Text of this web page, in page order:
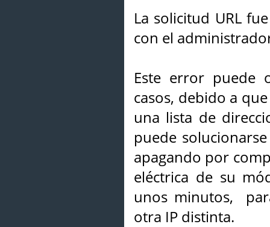
La solicitud URL
con el
Este error puede
casos, debido a
una lista de
puede
apagando por
eléctrica de su
unos minutos,
otra IP distinta.